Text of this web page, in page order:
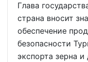
Глава
страна вносит
обеспечение
безопасности
экспорта зерна и